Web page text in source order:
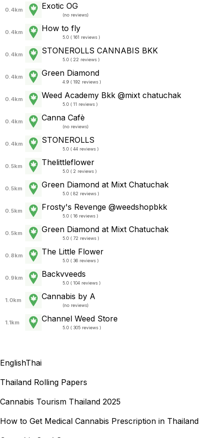
0.4km Exotic OG
(no reviews)
0.4km How to fly
5.0 ( 161 reviews )
0.4km STONEROLLS CANNABIS BKK
5.0 ( 22 reviews )
0.4km Green Diamond
4.9 ( 192 reviews )
0.4km Weed Academy Bkk @mixt chatuchak
5.0 ( 11 reviews )
0.4km Canna Cafè
(no reviews)
0.4km STONEROLLS
5.0 ( 44 reviews )
0.5km Thelittleflower
5.0 ( 2 reviews )
0.5km Green Diamond at Mixt Chatuchak
5.0 ( 82 reviews )
0.5km Frosty's Revenge @weedshopbkk
5.0 ( 16 reviews )
0.5km Green Diamond at Mixt Chatuchak
5.0 ( 72 reviews )
0.8km The Little Flower
5.0 ( 36 reviews )
0.9km Backvveeds
5.0 ( 104 reviews )
1.0km Cannabis by A
(no reviews)
1.1km Channel Weed Store
5.0 ( 305 reviews )
EnglishThai
Thailand Rolling Papers
Cannabis Tourism Thailand 2025
How to Get Medical Cannabis Prescription in Thailand